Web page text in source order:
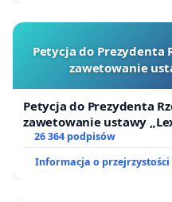
Petycja do Prezydenta
zawetowanie
Petycja do Prezydenta
zawetowanie ustawy
26 364 podpisów
Informacja o przejrzystości